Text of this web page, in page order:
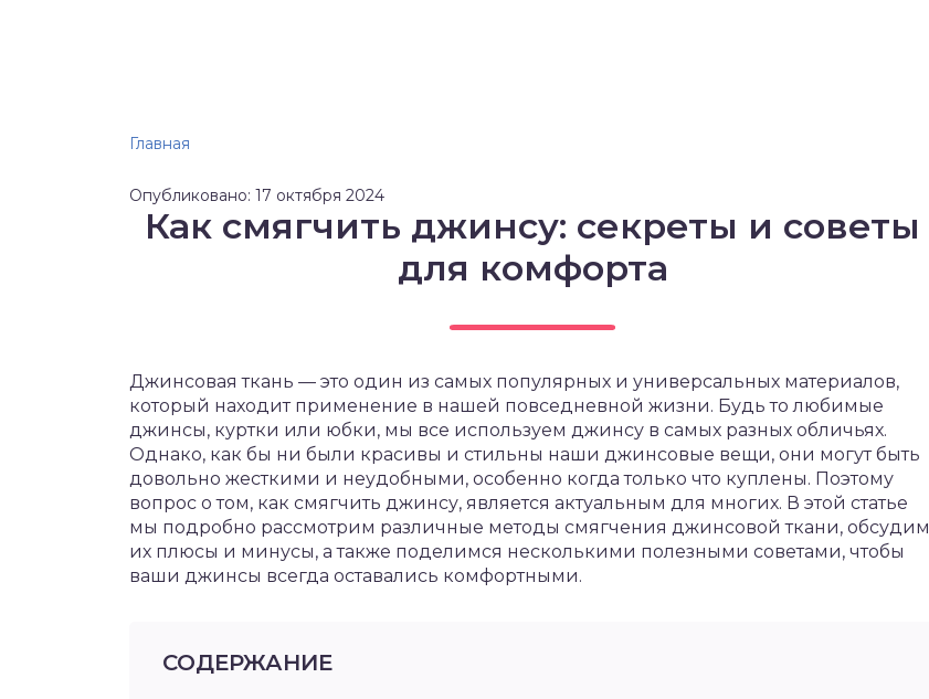
Главная
Опубликовано: 17 октября 2024
Как смягчить джинсу: секреты и советы
для комфорта
Джинсовая ткань — это один из самых популярных и универсальных материалов,
который находит применение в нашей повседневной жизни. Будь то любимые
джинсы, куртки или юбки, мы все используем джинсу в самых разных обличьях.
Однако, как бы ни были красивы и стильны наши джинсовые вещи, они могут быть
довольно жесткими и неудобными, особенно когда только что куплены. Поэтому
вопрос о том, как смягчить джинсу, является актуальным для многих. В этой статье
мы подробно рассмотрим различные методы смягчения джинсовой ткани, обсудим
их плюсы и минусы, а также поделимся несколькими полезными советами, чтобы
ваши джинсы всегда оставались комфортными.
СОДЕРЖАНИЕ